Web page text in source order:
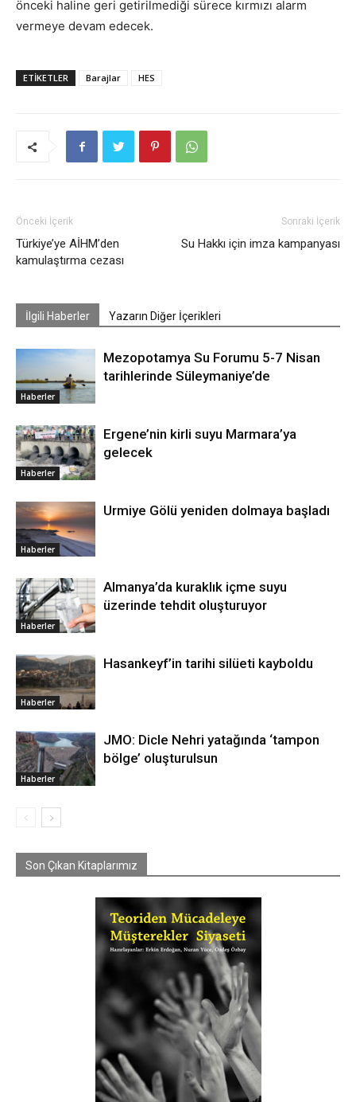
önceki haline geri getirilmediği sürece kırmızı alarm
vermeye devam edecek.
ETIKETLER Barajlar HES
Önceki İçerik
Türkiye’ye AİHM’den
kamulaştırma cezası
Sonraki İçerik
Su Hakkı için imza kampanyası
İlgili Haberler Yazarın Diğer İçerikleri
Haberler
Mezopotamya Su Forumu 5-7 Nisan
tarihlerinde Süleymaniye’de
Haberler
Ergene’nin kirli suyu Marmara’ya
gelecek
Haberler
Urmiye Gölü yeniden dolmaya başladı
Haberler
Almanya’da kuraklık içme suyu
üzerinde tehdit oluşturuyor
Haberler
Hasankeyf’in tarihi silüeti kayboldu
Haberler
JMO: Dicle Nehri yatağında ‘tampon
bölge’ oluşturulsun
Son Çıkan Kitaplarımız